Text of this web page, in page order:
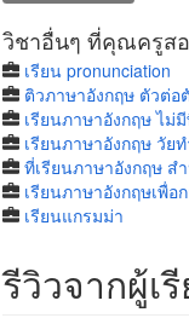
วิชาอื่นๆ ที่คุณครูส
เรียน pronunciation
ติวภาษาอังกฤษ ตัวต่อ
เรียนภาษาอังกฤษ ไม่
เรียนภาษาอังกฤษ วัย
ที่เรียนภาษาอังกฤษ ส
เรียนภาษาอังกฤษเพื่อ
เรียนแกรมม่า
รีวิวจากผู้เ